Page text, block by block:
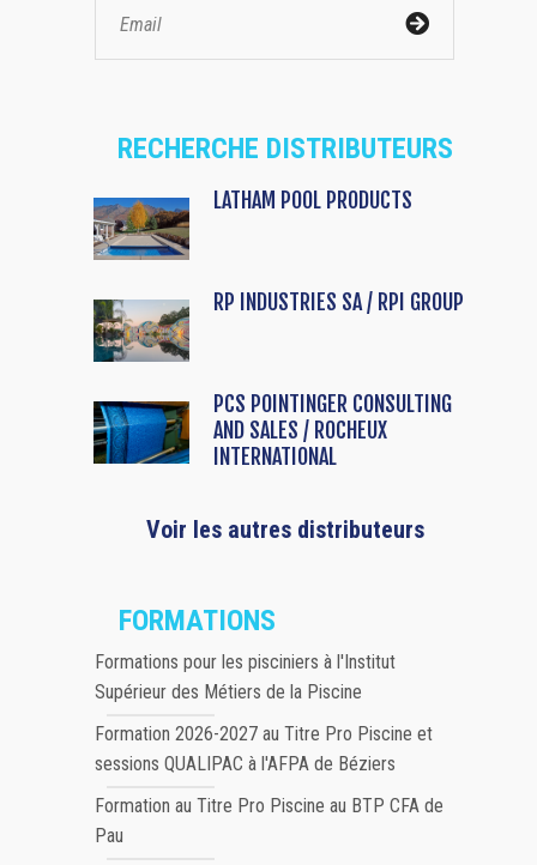
RECHERCHE DISTRIBUTEURS
LATHAM POOL PRODUCTS
RP INDUSTRIES SA / RPI GROUP
PCS POINTINGER CONSULTING
AND SALES / ROCHEUX
INTERNATIONAL
Voir les autres distributeurs
FORMATIONS
Formations pour les pisciniers à l'Institut
Supérieur des Métiers de la Piscine
Formation 2026-2027 au Titre Pro Piscine et
sessions QUALIPAC à l'AFPA de Béziers
Formation au Titre Pro Piscine au BTP CFA de
Pau